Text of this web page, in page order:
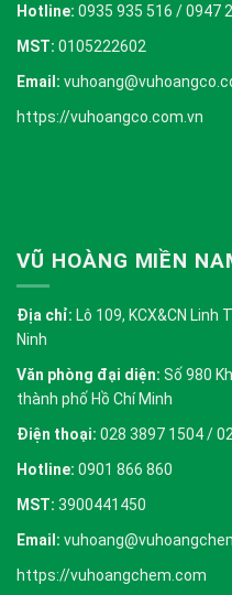
Hotline: 0935 935 516 / 0947
MST: 0105222602
Email:
https://vuhoangco.com.vn
VŨ HOÀNG MIỀN
Địa chỉ: Lô 109, KCX&CN Linh
Ninh
Văn phòng đại diện: Số 980
thành phố Hồ Chí Minh
Điện thoại: 028 3897 1504 /
Hotline: 0901 866 860
MST: 3900441450
Email:
https://vuhoangchem.com